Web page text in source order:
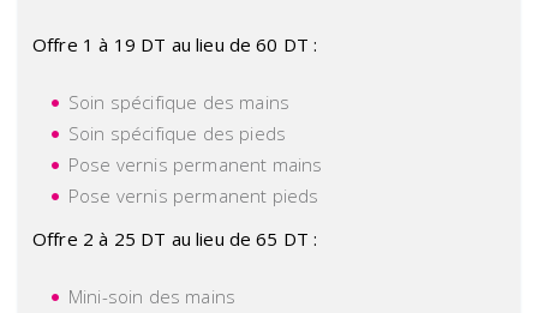
Offre 1 à 19 DT au lieu de 60 DT :
Soin spécifique des mains
Soin spécifique des pieds
Pose vernis permanent mains
Pose vernis permanent pieds
Offre 2 à 25 DT au lieu de 65 DT :
Mini-soin des mains